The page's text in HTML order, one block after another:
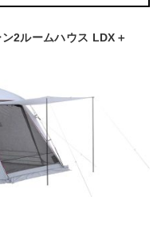
2ルームハウス LDX＋